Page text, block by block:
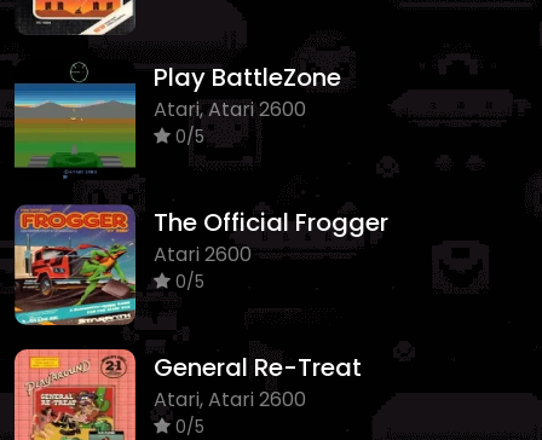
Play BattleZone
Atari, Atari 2600
0/5
The Official Frogger
Atari 2600
0/5
General Re-Treat
Atari, Atari 2600
0/5